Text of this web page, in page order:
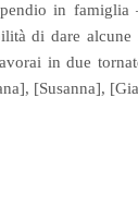
in
di dare
in due
[Susanna],